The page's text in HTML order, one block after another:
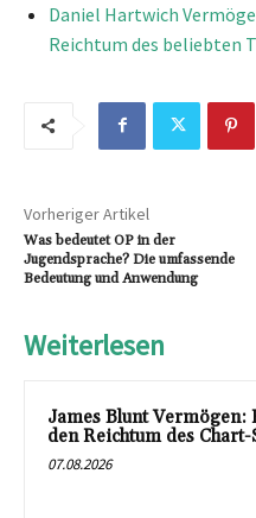
Daniel Hartwich
Reichtum des beliebten
Vorheriger Artikel
Was bedeutet OP in der
Jugendsprache? Die umfassende
Bedeutung und Anwendung
Weiterlesen
James Blunt Vermögen:
den Reichtum des
07.08.2026